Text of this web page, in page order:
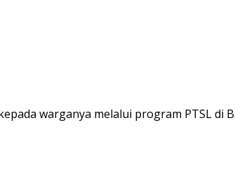
warganya melalui program PTSL di